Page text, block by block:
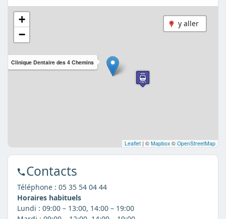
y aller
Clinique Dentaire des 4 Chemins
+
−
Leaflet | © Mapbox © OpenStreetMap
Contacts
Téléphone : 05 35 54 04 44
Horaires habituels
Lundi : 09:00 – 13:00, 14:00 – 19:00